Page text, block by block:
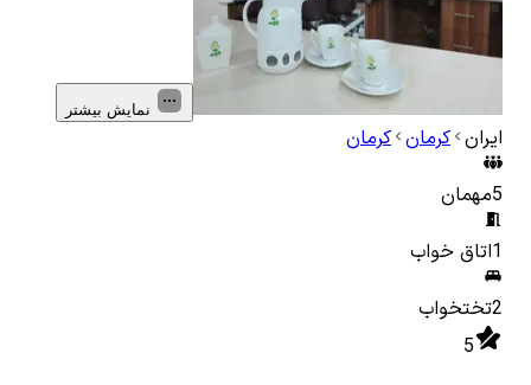
نمایش بیشتر
ایران کرمان کرمان
5مهمان
1اتاق خواب
2تختخواب
5